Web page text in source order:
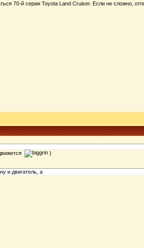
70-й серии Toyota Land Cruiser. Если не сложно,
)
и двигатель, а